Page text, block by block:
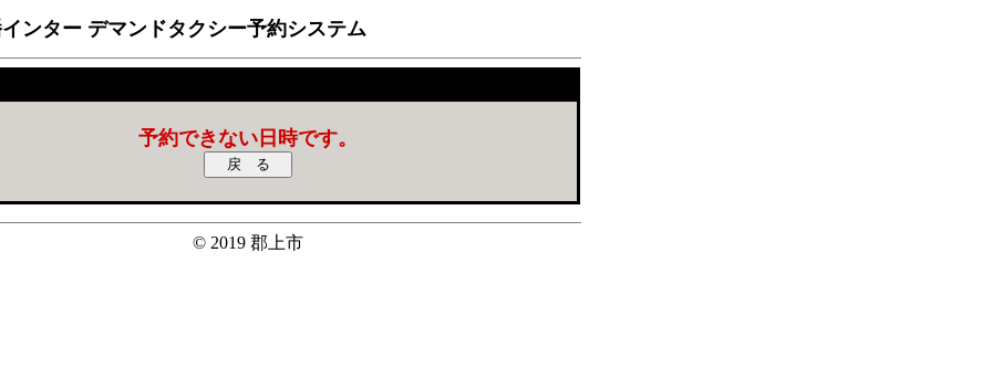
ンター デマンドタクシー予約システム
予約できない日時です。
© 2019 郡上市